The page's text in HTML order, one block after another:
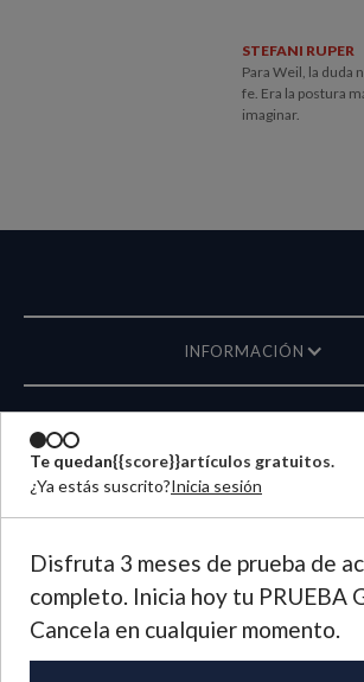
Te quedan{{score}}artículos gratuitos.
¿Ya estás suscrito?Inicia sesión
Disfruta 3 meses de prueba de
completo. Inicia hoy tu PRUEBA
Cancela en cualquier momento.
STEFANI RUPER
Para Weil, la duda
fe. Era la postura
imaginar.
INFORMACIÓN
REVISTA
ESCRÍBANOS
IDIOMA
© 2026 Plough Publishing House.
Todos los derechos reservados.